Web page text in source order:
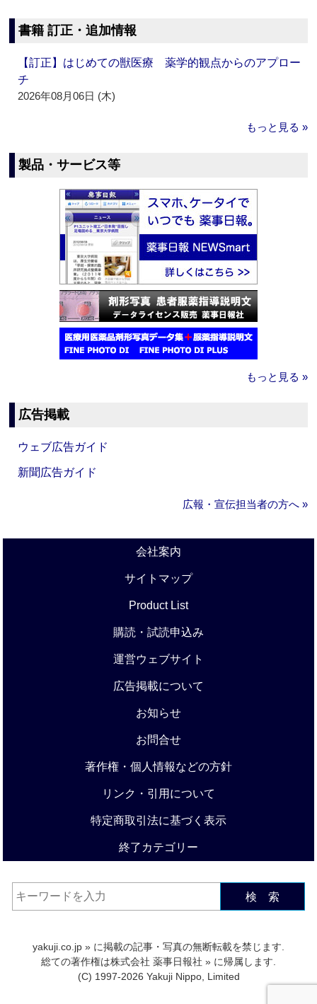
書籍 訂正・追加情報
【訂正】はじめての獣医療 薬学的観点からのアプロー
チ
2026年08月06日 (木)
もっと見る »
製品・サービス等
もっと見る »
広告掲載
ウェブ広告ガイド
新聞広告ガイド
広報・宣伝担当者の方へ »
会社案内
サイトマップ
Product List
購読・試読申込み
運営ウェブサイト
広告掲載について
お知らせ
お問合せ
著作権・個人情報などの方針
リンク・引用について
特定商取引法に基づく表示
終了カテゴリー
検 索
yakuji.co.jp » に掲載の記事・写真の無断転載を禁じます.
総ての著作権は株式会社 薬事日報社 » に帰属します.
(C) 1997-2026 Yakuji Nippo, Limited